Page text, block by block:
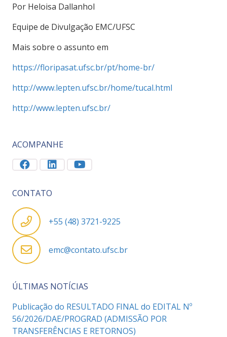
Por Heloisa Dallanhol
Equipe de Divulgação EMC/UFSC
Mais sobre o assunto em
https://floripasat.ufsc.br/pt/home-br/
http://www.lepten.ufsc.br/home/tucal.html
http://www.lepten.ufsc.br/
ACOMPANHE
CONTATO
+55 (48) 3721-9225
emc@contato.ufsc.br
ÚLTIMAS NOTÍCIAS
Publicação do RESULTADO FINAL do EDITAL Nº
56/2026/DAE/PROGRAD (ADMISSÃO POR
TRANSFERÊNCIAS E RETORNOS)